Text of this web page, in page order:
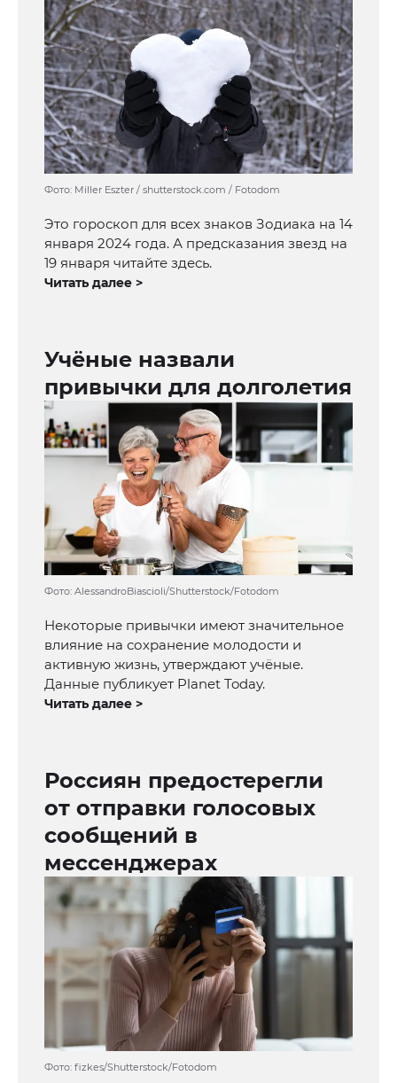
Фото: Miller Eszter / shutterstock.com / Fotodom
Это гороскоп для всех знаков Зодиака на 14
января 2024 года. А предсказания звезд на
19 января читайте здесь.
Читать далее >
Учёные назвали
привычки для долголетия
Фото: AlessandroBiascioli/Shutterstock/Fotodom
Некоторые привычки имеют значительное
влияние на сохранение молодости и
активную жизнь, утверждают учёные.
Данные публикует Planet Today.
Читать далее >
Россиян предостерегли
от отправки голосовых
сообщений в
мессенджерах
Фото: fizkes/Shutterstock/Fotodom